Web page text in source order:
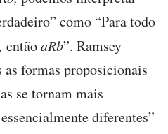
como “Para todo
entãoaRb”. Ramsey
as formas proposicionais
se tornam mais
diferentes”